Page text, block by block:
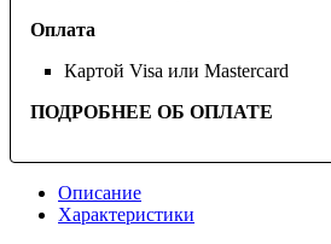
Оплата
Картой Visa или Mastercard
ПОДРОБНЕЕ ОБ ОПЛАТЕ
Описание
Характеристики